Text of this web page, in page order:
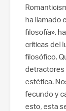
ha llamado
filosofía»,
críticas del
filosófico.
detractores
estética.
fecundo y
esto, esta